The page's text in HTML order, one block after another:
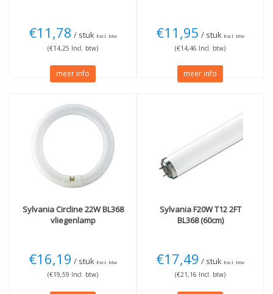
€11,78 / stuk Excl. btw
(€14,25 Incl. btw)
meer info
€11,95 / stuk Excl. btw
(€14,46 Incl. btw)
meer info
SylvaniaCircline 22W BL368
vliegenlamp
€16,19 / stuk Excl. btw
(€19,59 Incl. btw)
SylvaniaF20W T12 2FT
BL368 (60cm)
€17,49 / stuk Excl. btw
(€21,16 Incl. btw)